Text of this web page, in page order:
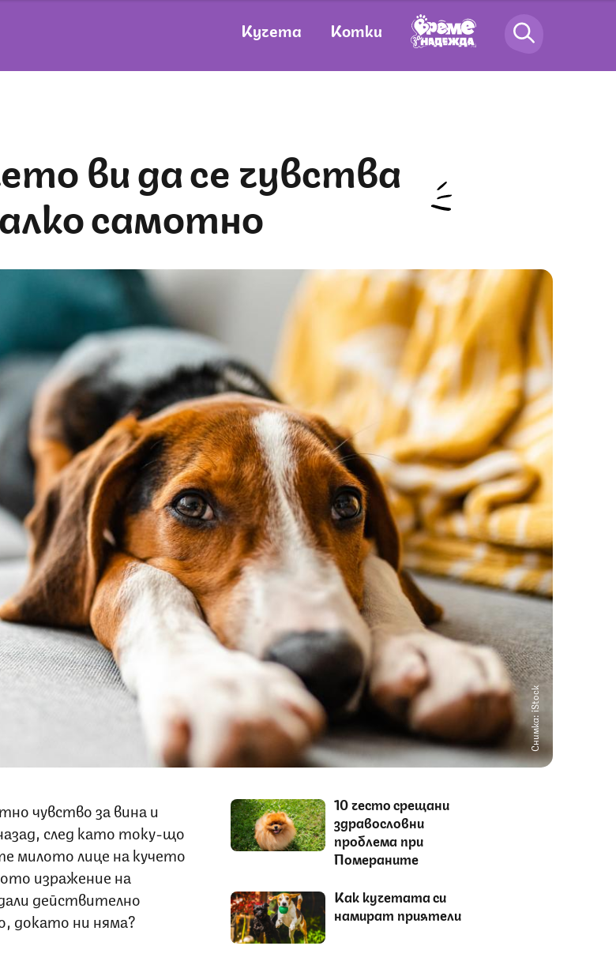
Кучета Котки
самотно
Снимка: iStock
чувство за вина и
след като току-що
милото лице на кучето
изражение на
действително
докато ни няма?
10 често срещани
здравословни
проблема при
Помераните
Как кучетата си
намират приятели